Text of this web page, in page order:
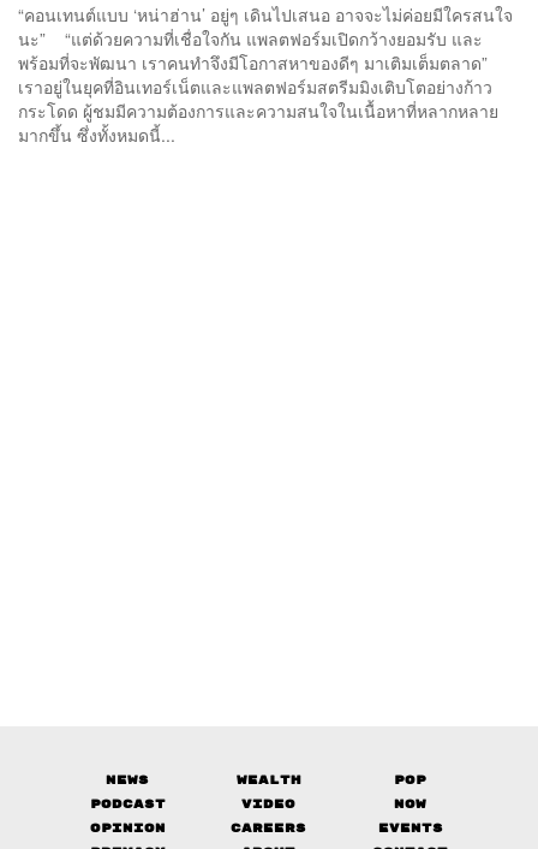
“คอนเทนต์แบบ ‘หน่าฮ่าน’ อยู่ๆ เดินไปเสนอ อาจจะไม่ค่อยมีใครสนใจ
นะ” “แต่ด้วยความที่เชื่อใจกัน แพลตฟอร์มเปิดกว้างยอมรับ และ
พร้อมที่จะพัฒนา เราคนทำจึงมีโอกาสหาของดีๆ มาเติมเต็มตลาด”
เราอยู่ในยุคที่อินเทอร์เน็ตและแพลตฟอร์มสตรีมมิงเติบโตอย่างก้าว
กระโดด ผู้ชมมีความต้องการและความสนใจในเนื้อหาที่หลากหลาย
มากขึ้น ซึ่งทั้งหมดนี้...
News Wealth
Pop
Podcast
Video
Now
Opinion
Careers
Events